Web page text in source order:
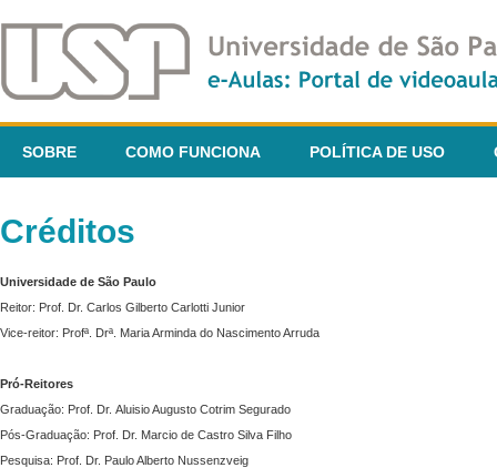
SOBRE COMO FUNCIONA POLÍTICA DE USO
Créditos
Universidade de São Paulo
Reitor: Prof. Dr. Carlos Gilberto Carlotti Junior
Vice-reitor: Profª. Drª. Maria Arminda do Nascimento Arruda
Pró-Reitores
Graduação: Prof. Dr. Aluisio Augusto Cotrim Segurado
Pós-Graduação: Prof. Dr. Marcio de Castro Silva Filho
Pesquisa: Prof. Dr. Paulo Alberto Nussenzveig